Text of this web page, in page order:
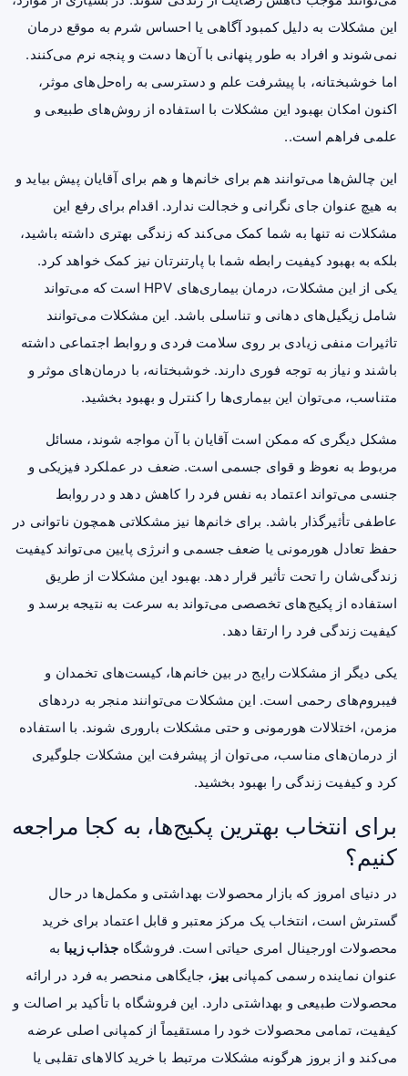
این مشکلات به دلیل کمبود آگاهی یا احساس شرم به موقع درمان
نمی‌شوند و افراد به طور پنهانی با آن‌ها دست و پنجه نرم می‌کنند.
اما خوشبختانه، با پیشرفت علم و دسترسی به راه‌حل‌های موثر،
اکنون امکان بهبود این مشکلات با استفاده از روش‌های طبیعی و
علمی فراهم است..
این چالش‌ها می‌توانند هم برای خانم‌ها و هم برای آقایان پیش بیاید و
به هیچ عنوان جای نگرانی و خجالت ندارد. اقدام برای رفع این
مشکلات نه تنها به شما کمک می‌کند که زندگی بهتری داشته باشید،
بلکه به بهبود کیفیت رابطه شما با پارتنرتان نیز کمک خواهد کرد.
یکی از این مشکلات، درمان بیماری‌های HPV است که می‌تواند
شامل زیگیل‌های دهانی و تناسلی باشد. این مشکلات می‌توانند
تاثیرات منفی زیادی بر روی سلامت فردی و روابط اجتماعی داشته
باشند و نیاز به توجه فوری دارند. خوشبختانه، با درمان‌های موثر و
متناسب، می‌توان این بیماری‌ها را کنترل و بهبود بخشید.
مشکل دیگری که ممکن است آقایان با آن مواجه شوند، مسائل
مربوط به نعوظ و قوای جسمی است. ضعف در عملکرد فیزیکی و
جنسی می‌تواند اعتماد به نفس فرد را کاهش دهد و در روابط
عاطفی تأثیرگذار باشد. برای خانم‌ها نیز مشکلاتی همچون ناتوانی در
حفظ تعادل هورمونی یا ضعف جسمی و انرژی پایین می‌تواند کیفیت
زندگی‌شان را تحت تأثیر قرار دهد. بهبود این مشکلات از طریق
استفاده از پکیج‌های تخصصی می‌تواند به سرعت به نتیجه برسد و
کیفیت زندگی فرد را ارتقا دهد.
یکی دیگر از مشکلات رایج در بین خانم‌ها، کیست‌های تخمدان و
فیبروم‌های رحمی است. این مشکلات می‌توانند منجر به دردهای
مزمن، اختلالات هورمونی و حتی مشکلات باروری شوند. با استفاده
از درمان‌های مناسب، می‌توان از پیشرفت این مشکلات جلوگیری
کرد و کیفیت زندگی را بهبود بخشید.
برای انتخاب بهترین پکیج‌ها، به کجا مراجعه
کنیم؟
در دنیای امروز که بازار محصولات بهداشتی و مکمل‌ها در حال
گسترش است، انتخاب یک مرکز معتبر و قابل اعتماد برای خرید
محصولات اورجینال امری حیاتی است. فروشگاه جذاب زیبا به
عنوان نماینده رسمی کمپانیبیز ، جایگاهی منحصر به فرد در ارائه
محصولات طبیعی و بهداشتی دارد. این فروشگاه با تأکید بر اصالت و
کیفیت، تمامی محصولات خود را مستقیماً از کمپانی اصلی عرضه
می‌کند و از بروز هرگونه مشکلات مرتبط با خرید کالاهای تقلبی یا